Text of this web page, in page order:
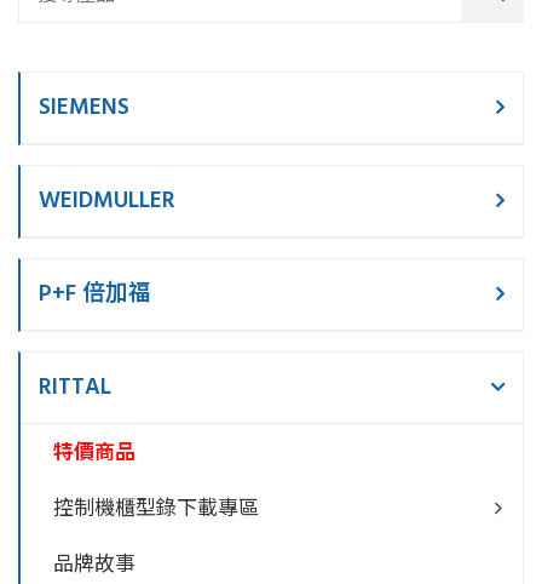
SIEMENS
WEIDMULLER
P+F 倍加福
RITTAL
特價商品
控制機櫃型錄下載專區
品牌故事